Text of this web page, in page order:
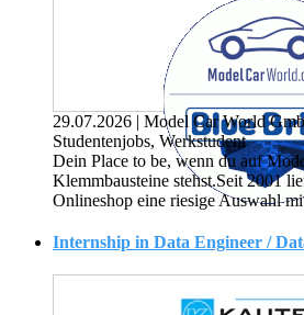
29.07.2026 | Model Car World
Studentenjobs, Werkstudent
Dein Place to be, wenn du auf
Klemmbausteine stehst.Seit 2001
Onlineshop eine riesige Auswahl